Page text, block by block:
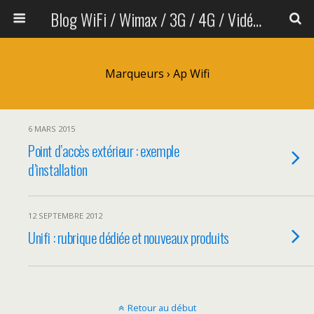
Blog WiFi / Wimax / 3G / 4G / Vidéo sans fil
Marqueurs › Ap Wifi
6 MARS 2015
Point d’accès extérieur : exemple
d’installation
12 SEPTEMBRE 2012
Unifi : rubrique dédiée et nouveaux produits
Retour au début